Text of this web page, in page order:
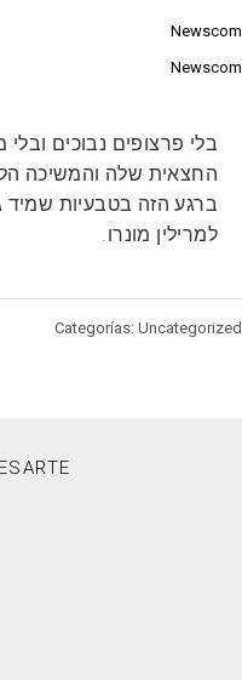
Newscom
Newscom
בלי פרצופים נבוכים
החצאית שלה והמשיכה
ברגע הזה בטבעיות
למרילין מונרו.
Categorías: Uncategorized